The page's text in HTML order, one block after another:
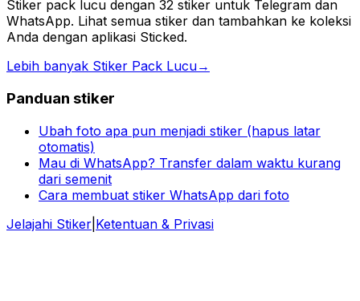
Stiker pack lucu dengan 32 stiker untuk Telegram dan
WhatsApp. Lihat semua stiker dan tambahkan ke koleksi
Anda dengan aplikasi Sticked.
Lebih banyak Stiker Pack Lucu→
Panduan stiker
Ubah foto apa pun menjadi stiker (hapus latar
otomatis)
Mau di WhatsApp? Transfer dalam waktu kurang
dari semenit
Cara membuat stiker WhatsApp dari foto
Jelajahi Stiker Ketentuan & Privasi